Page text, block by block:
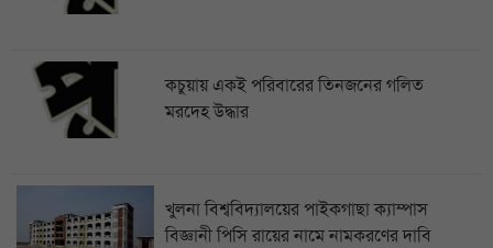
কচুয়ায় একই পরিবারের তিনজনের গলিত
মরদেহ উদ্ধার
খুলনা বিশ্ববিদ্যালয়ের পাইকগাছা ক্যাম্পাস
বিজ্ঞানী পিসি রায়ের নামে নামকরণের দাবি